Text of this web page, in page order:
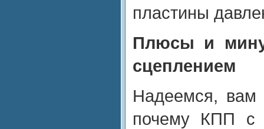
пластины
Плюсы и
сцеплением
Надеемся, вам
почему КПП с